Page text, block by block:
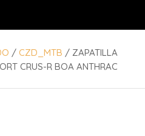
/CZD_MTB / ZAPATILLA
CRUS-R BOA ANTHRAC